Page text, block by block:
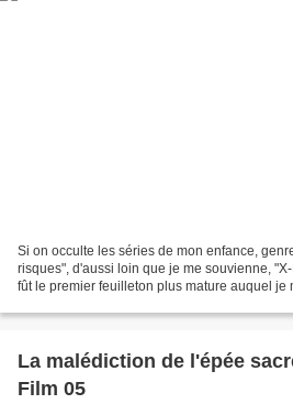
Si on occulte les séries de mon enfance,
risques", d'aussi loin que je me souvienne,
fût le premier feuilleton plus mature auquel je
La malédiction de l'épée
Film 05